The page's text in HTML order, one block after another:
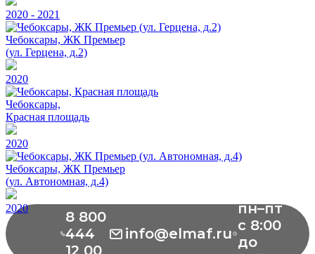
2020 - 2021
Чебоксары, ЖК Премьер
(ул. Герцена, д.2)
2020
Чебоксары,
Красная площадь
2020
Чебоксары, ЖК Премьер
(ул. Автономная, д.4)
2020
8 800
444
info@elmaf.ru
пн–пт
с 8:00
до